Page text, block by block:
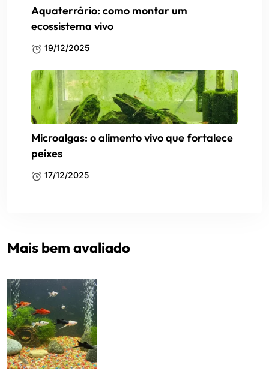
Aquaterrário: como montar um
ecossistema vivo
19/12/2025
Microalgas: o alimento vivo que fortalece
peixes
17/12/2025
Mais bem avaliado